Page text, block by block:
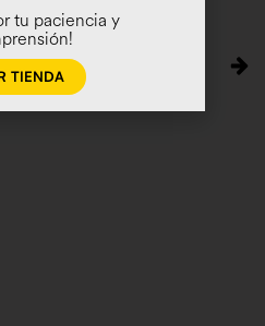
tu paciencia y
TIENDA